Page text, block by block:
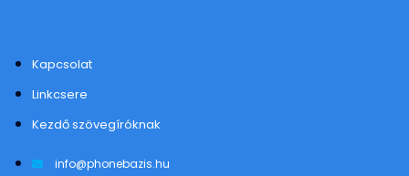
Kapcsolat
Linkcsere
Kezdő szövegíróknak
info@phonebazis.hu